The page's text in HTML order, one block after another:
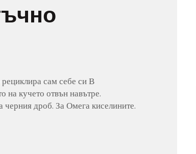
сам себе си В
на кучето отвън навътре.
дроб. За Омега киселините.